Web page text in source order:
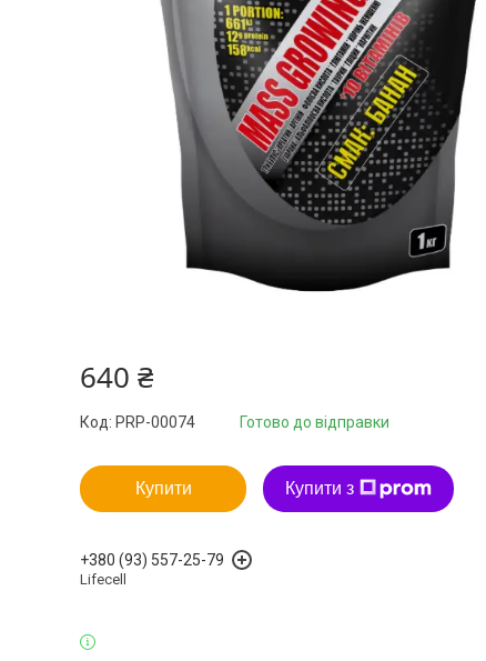
640 ₴
Готово до відправки
Код: PRP-00074
Купити Купити з
+380 (93) 557-25-79
Lifecell